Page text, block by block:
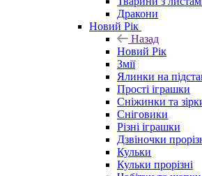
Дракони
Новий Рік
Назад
Новий Рік
Змії
Ялинки на
Прості іграшки
Сніжинки та
Сніговики
Різні іграшки
Дзвіночки
Кульки
Кульки прорізні